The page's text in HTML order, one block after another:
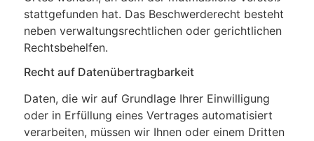
stattgefunden hat. Das Beschwerderecht besteht
neben verwaltungsrechtlichen oder gerichtlichen
Rechtsbehelfen.
Recht auf Datenübertragbarkeit
Daten, die wir auf Grundlage Ihrer Einwilligung
oder in Erfüllung eines Vertrages automatisiert
verarbeiten, müssen wir Ihnen oder einem Dritten